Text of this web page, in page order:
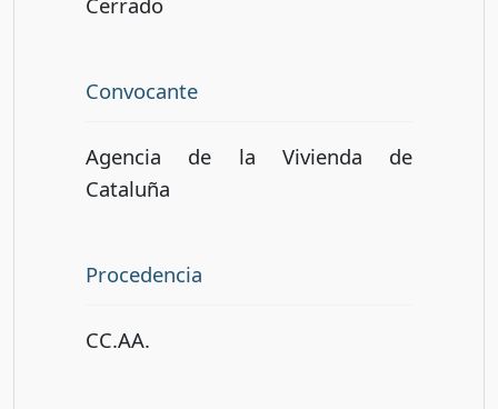
Convocante
Agencia de la Vivienda de
Cataluña
Procedencia
CC.AA.